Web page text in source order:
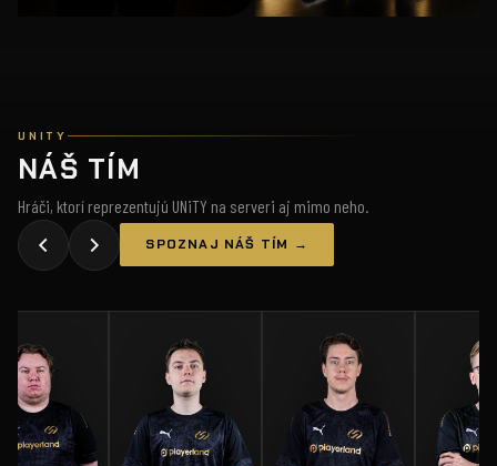
UNITY
NÁŠ TÍM
Hráči, ktorí reprezentujú UNiTY na serveri aj mimo neho.
SPOZNAJ NÁŠ TÍM →